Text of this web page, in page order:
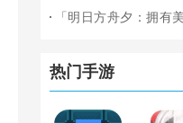
养方法！
「明日方舟夕：拥有
热门手游